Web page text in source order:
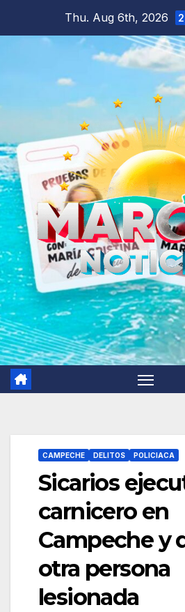
Thu. Aug 6th, 2026
CAMPECHE DELITOS POLICIACA
Sicarios
carnicero en
Campeche y
otra persona
lesionada